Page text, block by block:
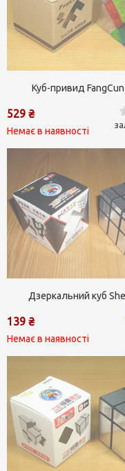
Куб-привид
529 ₴
Немає в наявності
Дзеркальний куб
139 ₴
Немає в наявності